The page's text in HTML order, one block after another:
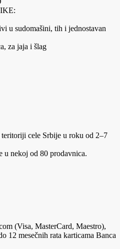
u sudomašini, tih i jednostavan
za jaja i šlag
cele Srbije u roku od 2–7
u nekoj od 80 prodavnica.
(Visa, MasterCard, Maestro),
12 mesečnih rata karticama Banca